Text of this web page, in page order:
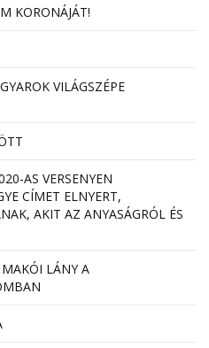
KORONÁJÁT!
VILÁGSZÉPE
AS VERSENYEN
CÍMET ELNYERT,
AKIT AZ ANYASÁGRÓL ÉS
MAKÓI LÁNY A